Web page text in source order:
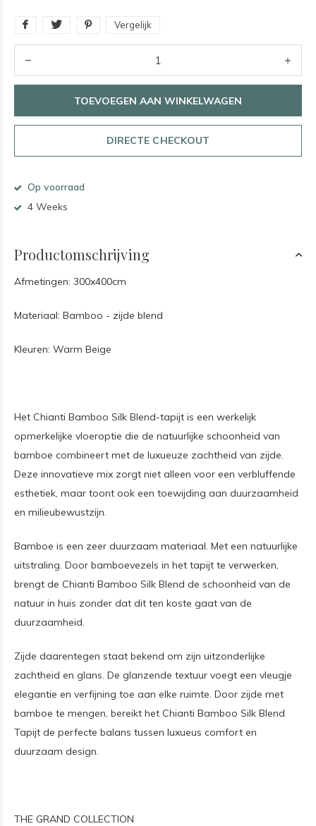
Vergelijk
TOEVOEGEN AAN WINKELWAGEN
DIRECTE CHECKOUT
Op voorraad
4 Weeks
Productomschrijving
Afmetingen: 300x400cm
Materiaal: Bamboo - zijde blend
Kleuren: Warm Beige
Het Chianti Bamboo Silk Blend-tapijt is een werkelijk
opmerkelijke vloeroptie die de natuurlijke schoonheid van
bamboe combineert met de luxueuze zachtheid van zijde.
Deze innovatieve mix zorgt niet alleen voor een verbluffende
esthetiek, maar toont ook een toewijding aan duurzaamheid
en milieubewustzijn.
Bamboe is een zeer duurzaam materiaal. Met een natuurlijke
uitstraling. Door bamboevezels in het tapijt te verwerken,
brengt de Chianti Bamboo Silk Blend de schoonheid van de
natuur in huis zonder dat dit ten koste gaat van de
duurzaamheid.
Zijde daarentegen staat bekend om zijn uitzonderlijke
zachtheid en glans. De glanzende textuur voegt een vleugje
elegantie en verfijning toe aan elke ruimte. Door zijde met
bamboe te mengen, bereikt het Chianti Bamboo Silk Blend
Tapijt de perfecte balans tussen luxueus comfort en
duurzaam design.
THE GRAND COLLECTION